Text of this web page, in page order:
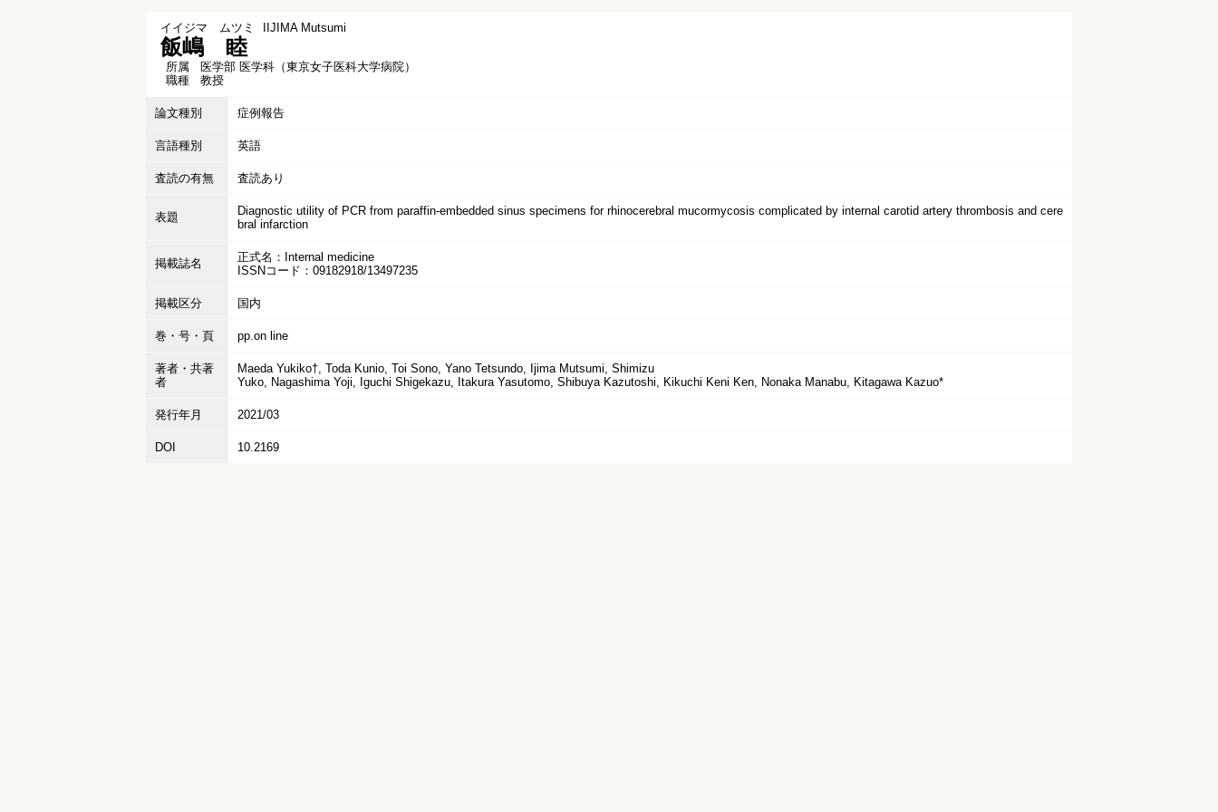
イイジマ ムツミ IIJIMA Mutsumi
飯嶋 睦
所属
医学部 医学科（東京女子医科大学病院）
職種
教授
論文種別 症例報告
言語種別 英語
査読の有無 査読あり
表題
Diagnostic utility of PCR from paraffin-embedded sinus specimens for rhinocerebral mucormycosis complicated by internal carotid artery thrombosis and cere
bral infarction
掲載誌名
正式名：Internal medicine
ISSNコード：09182918/13497235
掲載区分 国内
巻・号・頁 pp.on line
著者・共著
者
Maeda Yukiko†, Toda Kunio, Toi Sono, Yano Tetsundo, Ijima Mutsumi, Shimizu
Yuko, Nagashima Yoji, Iguchi Shigekazu, Itakura Yasutomo, Shibuya Kazutoshi, Kikuchi Keni Ken, Nonaka Manabu, Kitagawa Kazuo*
発行年月 2021/03
DOI 10.2169